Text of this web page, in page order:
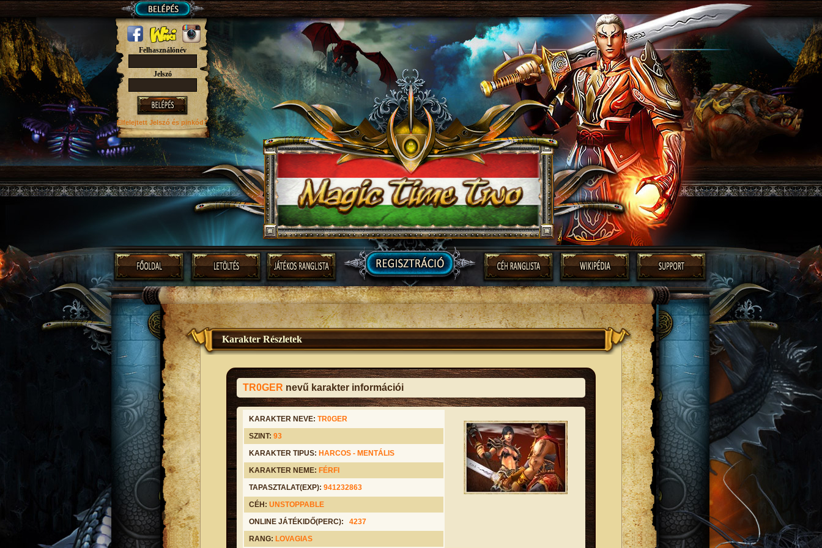
Felhasználónév
Jelszó
Elfelejtett Jelszó és pinkód?
Karakter Részletek
TR0GER nevű karakter információi
KARAKTER NEVE: TR0GER
SZINT: 93
KARAKTER TIPUS: HARCOS - MENTÁLIS
KARAKTER NEME: FÉRFI
TAPASZTALAT(EXP): 941232863
CÉH: UNSTOPPABLE
ONLINE JÁTÉKIDŐ(PERC): 4237
RANG: LOVAGIAS